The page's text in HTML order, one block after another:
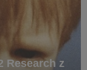
Research z